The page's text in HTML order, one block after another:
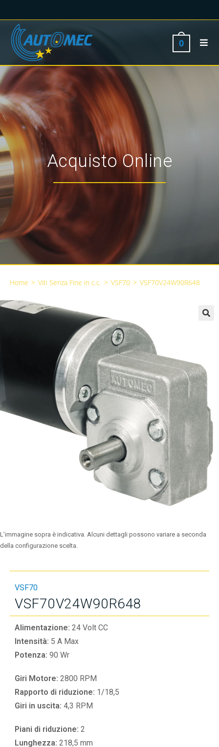
0
Acquisto Online
Home > Viti Senza Fine in c.c. > VSF70 > VSF70V24W90R648
L’immagine sopra è indicativa. Alcuni dettagli possono variare a seconda
della configurazione scelta.
VSF70
VSF70V24W90R648
Alimentazione: 24 Volt CC
Intensità: 5 A Max
Potenza: 90 Wr
Giri Motore: 2800 RPM
Rapporto di riduzione: 1/18,5
Giri in uscita: 4,3 RPM
Piani di riduzione: 2
Lunghezza: 218,5 mm